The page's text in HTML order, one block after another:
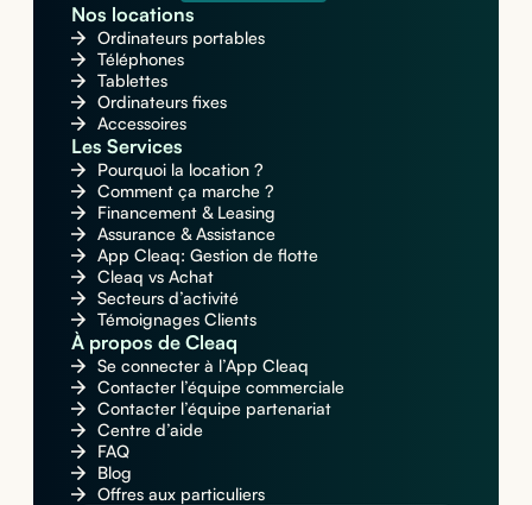
Nos locations
Ordinateurs portables
Téléphones
Tablettes
Ordinateurs fixes
Accessoires
Les Services
Pourquoi la location ?
Comment ça marche ?
Financement & Leasing
Assurance & Assistance
App Cleaq: Gestion de flotte
Cleaq vs Achat
Secteurs d’activité
Témoignages Clients
À propos de Cleaq
Se connecter à l’App Cleaq
Contacter l’équipe commerciale
Contacter l’équipe partenariat
Centre d’aide
FAQ
Blog
Offres aux particuliers